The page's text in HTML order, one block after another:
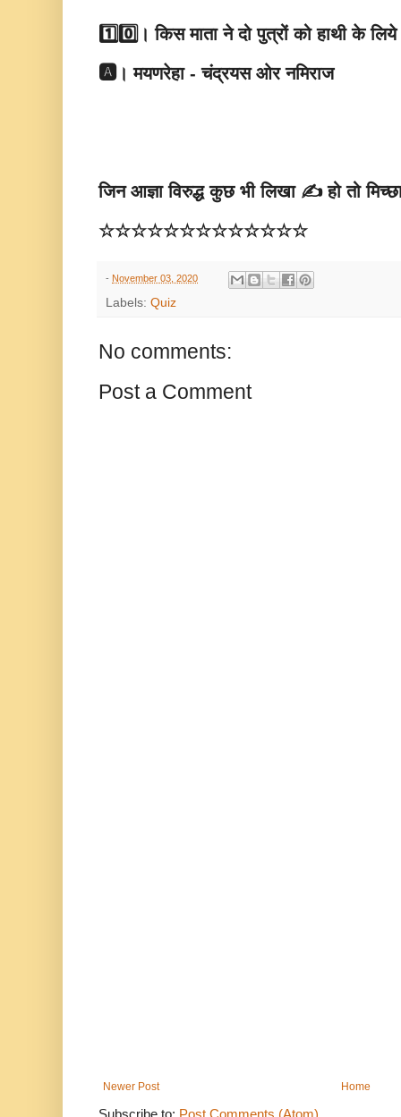
1️⃣0️⃣। किस माता ने दो पुत्रों को हाथी के
🅰️। मयणरेहा - चंद्रयस ओर नमिराज
जिन आज्ञा विरुद्ध कुछ भी लिखा ✍ हो तो
☆☆☆☆☆☆☆☆☆☆☆☆☆
- November 03, 2020
Labels: Quiz
No comments:
Post a Comment
Newer Post Home
Subscribe to: Post Comments (Atom)